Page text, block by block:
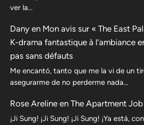
ver la...
Dany en Mon avis sur « The East
K-drama fantastique à l’ambiance
pas sans défauts
Me encantó, tanto que me la vi de un
asegurarme de no perderme nada…
Rose Areline en The Apartment Job
¡Ji Sung! ¡Ji Sung! ¡Ji Sung! ¡Ya está,